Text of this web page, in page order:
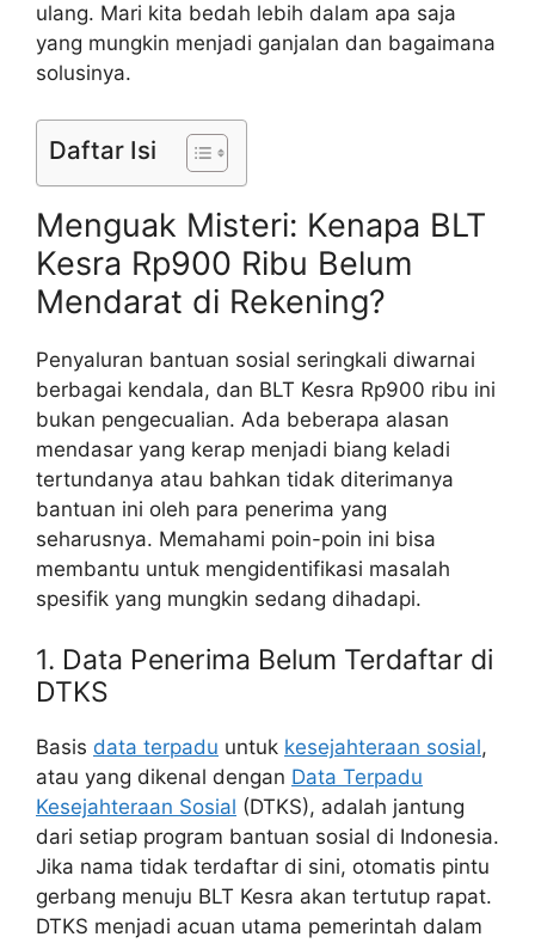
ulang. Mari kita bedah lebih dalam apa saja
yang mungkin menjadi ganjalan dan bagaimana
solusinya.
Daftar Isi
Menguak Misteri: Kenapa BLT
Kesra Rp900 Ribu Belum
Mendarat di Rekening?
Penyaluran bantuan sosial seringkali diwarnai
berbagai kendala, dan BLT Kesra Rp900 ribu ini
bukan pengecualian. Ada beberapa alasan
mendasar yang kerap menjadi biang keladi
tertundanya atau bahkan tidak diterimanya
bantuan ini oleh para penerima yang
seharusnya. Memahami poin-poin ini bisa
membantu untuk mengidentifikasi masalah
spesifik yang mungkin sedang dihadapi.
1. Data Penerima Belum Terdaftar di
DTKS
Basis data terpadu untuk kesejahteraan sosial,
atau yang dikenal dengan Data Terpadu
Kesejahteraan Sosial (DTKS), adalah jantung
dari setiap program bantuan sosial di Indonesia.
Jika nama tidak terdaftar di sini, otomatis pintu
gerbang menuju BLT Kesra akan tertutup rapat.
DTKS menjadi acuan utama pemerintah dalam